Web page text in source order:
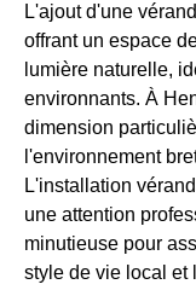
L'ajout d'une
offrant un espace
lumière naturelle,
environnants. À
dimension
l'environnement
L'installation
une attention
minutieuse pour
style de vie local et